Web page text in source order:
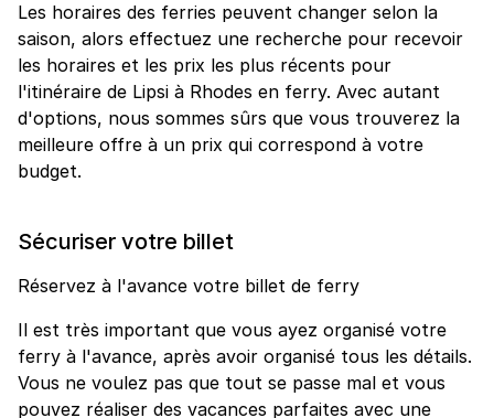
Les horaires des ferries peuvent changer selon la
saison, alors effectuez une recherche pour recevoir
les horaires et les prix les plus récents pour
l'itinéraire de Lipsi à Rhodes en ferry. Avec autant
d'options, nous sommes sûrs que vous trouverez la
meilleure offre à un prix qui correspond à votre
budget.
Sécuriser votre billet
Réservez à l'avance votre billet de ferry
Il est très important que vous ayez organisé votre
ferry à l'avance, après avoir organisé tous les détails.
Vous ne voulez pas que tout se passe mal et vous
pouvez réaliser des vacances parfaites avec une